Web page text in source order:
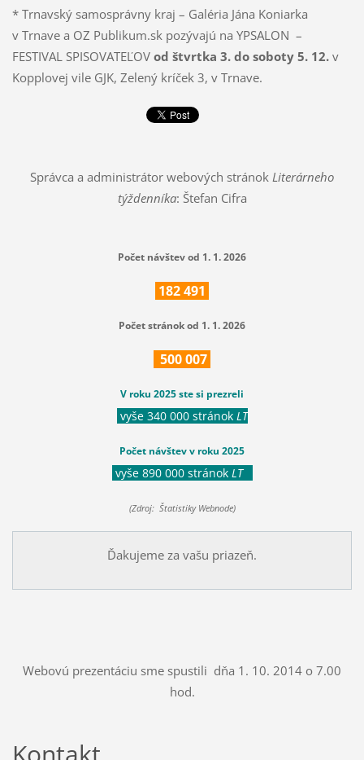
* Trnavský samosprávny kraj – Galéria Jána Koniarka
v Trnave a OZ Publikum.sk pozývajú na YPSALON –
FESTIVAL SPISOVATEĽOV od štvrtka 3. do soboty 5. 12.v
Kopplovej vile GJK, Zelený kríček 3, v Trnave.
Správca a administrátor webových stránok Literárneho
týždenníka: Štefan Cifra
Počet návštev od 1. 1. 2026
182491
Počet stránok od 1. 1. 2026
500007
V roku 2025 ste si prezreli
vyše 340 000 stránok LT
Počet návštev v roku 2025
vyše 890 000 stránok LT
(Zdroj: Štatistiky Webnode)
Ďakujeme za vašu priazeň.
Webovú prezentáciu sme spustili dňa 1. 10. 2014 o 7.00
hod.